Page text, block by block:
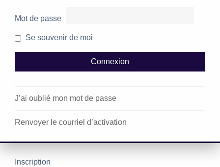
Mot de passe
Se souvenir de moi
J’ai oublié mon mot de passe
Renvoyer le courriel d’activation
Inscription